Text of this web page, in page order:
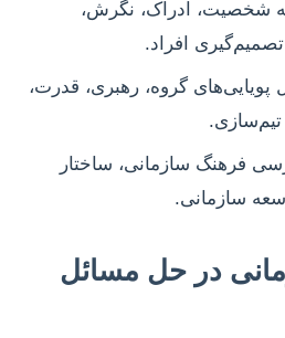
شخصیت، ادراک، نگرش،
افراد.
پویایی‌های گروه، رهبری، قدرت،
تیم‌سازی.
فرهنگ سازمانی، ساختار
سازمانی.
در حل مسائل